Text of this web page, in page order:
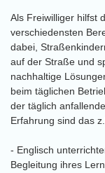
Als Freiwilliger hilfst
verschiedensten
dabei,
auf der Straße und
nachhaltige
beim täglichen
der täglich
Erfahrung sind das
- Englisch
Begleitung ihres